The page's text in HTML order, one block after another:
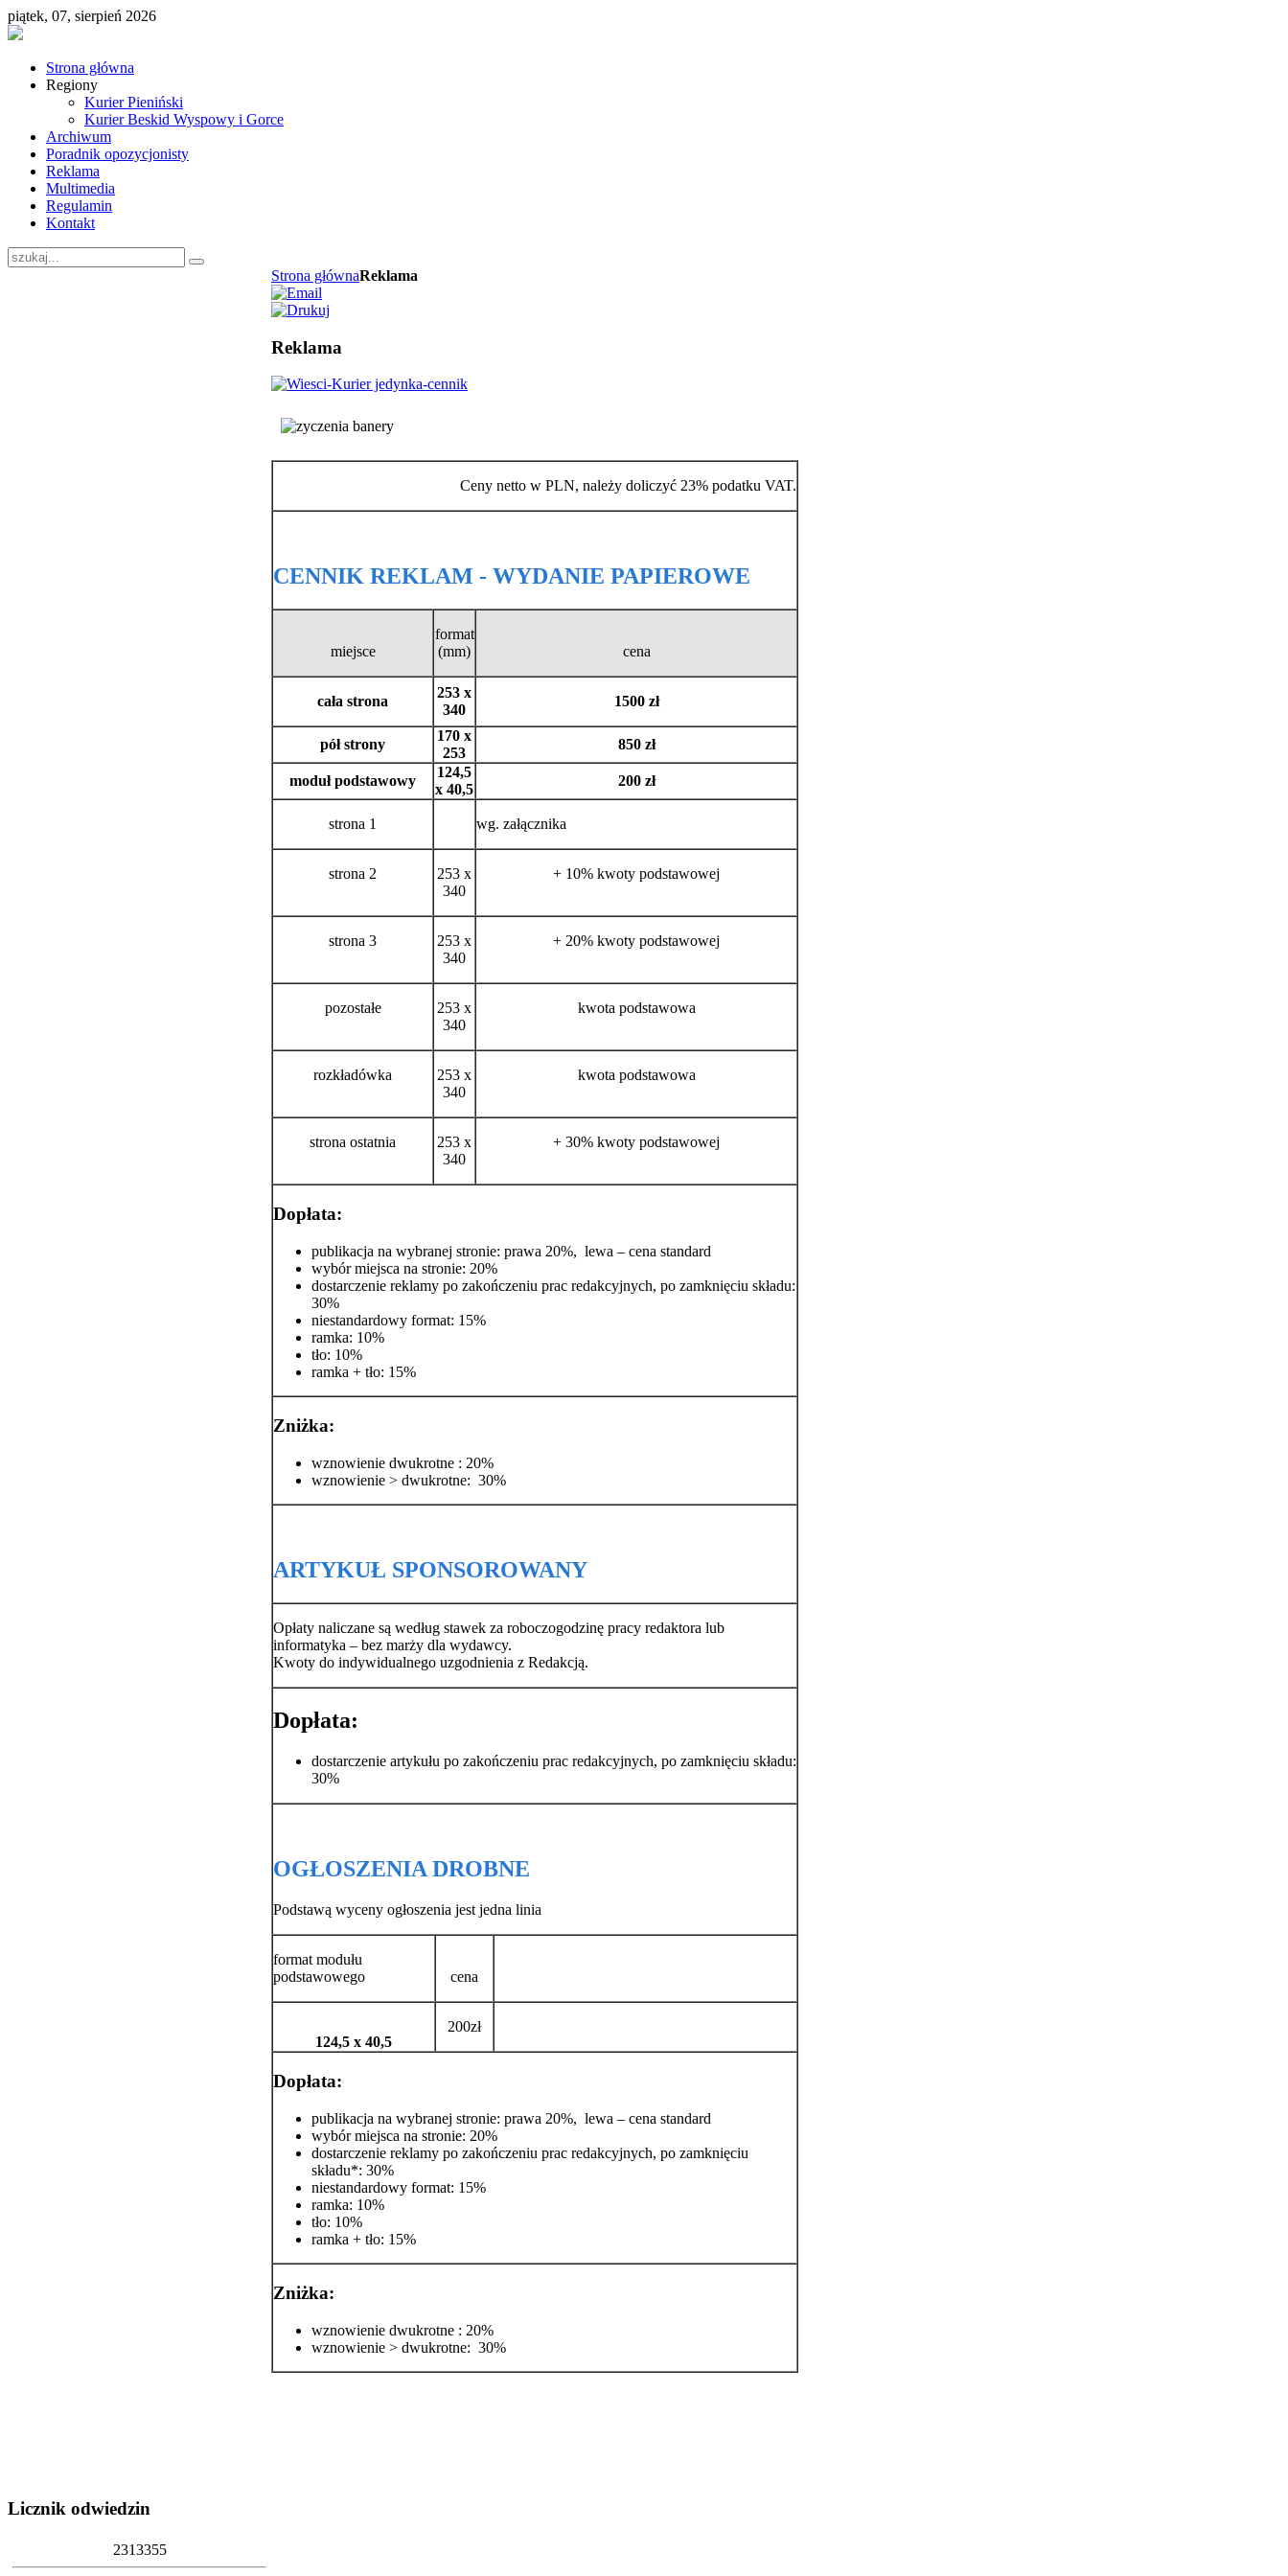
piątek, 07, sierpień 2026
Strona główna
Regiony
Kurier Pieniński
Kurier Beskid Wyspowy i Gorce
Archiwum
Poradnik opozycjonisty
Reklama
Multimedia
Regulamin
Kontakt
Strona głównaReklama
Reklama
Ceny netto w PLN, należy doliczyć 23% podatku VAT.
CENNIK REKLAM - WYDANIE PAPIEROWE
miejsce
format
(mm)
cena
cała strona
253 x
340
1500 zł
pół strony
170 x
253
850 zł
moduł podstawowy
124,5
x 40,5
200 zł
strona 1 wg. załącznika
strona 2
253 x
340
+ 10% kwoty podstawowej
strona 3
253 x
340
+ 20% kwoty podstawowej
pozostałe
253 x
340
kwota podstawowa
rozkładówka
253 x
340
kwota podstawowa
strona ostatnia
253 x
340
+ 30% kwoty podstawowej
Dopłata:
publikacja na wybranej stronie: prawa 20%, lewa – cena standard
wybór miejsca na stronie: 20%
dostarczenie reklamy po zakończeniu prac redakcyjnych, po zamknięciu składu:
30%
niestandardowy format: 15%
ramka: 10%
tło: 10%
ramka + tło: 15%
Zniżka:
wznowienie dwukrotne : 20%
wznowienie > dwukrotne: 30%
ARTYKUŁ SPONSOROWANY
Opłaty naliczane są według stawek za roboczogodzinę pracy redaktora lub
informatyka – bez marży dla wydawcy.
Kwoty do indywidualnego uzgodnienia z Redakcją.
Dopłata:
dostarczenie artykułu po zakończeniu prac redakcyjnych, po zamknięciu składu:
30%
OGŁOSZENIA DROBNE
Podstawą wyceny ogłoszenia jest jedna linia
format modułu
podstawowego
cena
124,5 x 40,5
200zł
Dopłata:
publikacja na wybranej stronie: prawa 20%, lewa – cena standard
wybór miejsca na stronie: 20%
dostarczenie reklamy po zakończeniu prac redakcyjnych, po zamknięciu
składu*: 30%
niestandardowy format: 15%
ramka: 10%
tło: 10%
ramka + tło: 15%
Zniżka:
wznowienie dwukrotne : 20%
wznowienie > dwukrotne: 30%
Licznik odwiedzin
2313355